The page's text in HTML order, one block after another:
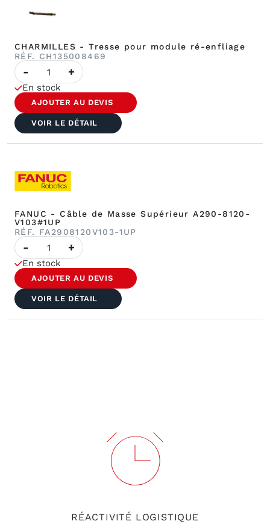
CHARMILLES - Tresse pour module ré-enfliage
RÉF. CH135008469
quantité
de
CHARMILLES
-
Tresse
pour
module
ré-
enfliage
- +
En stock
AJOUTER AU DEVIS
VOIR LE DÉTAIL
FANUC - Câble de Masse Supérieur A290-8120-
V103#1UP
RÉF. FA2908120V103-1UP
quantité
de
FANUC
-
Câble
de
Masse
Supérieur
A290-
- +
En stock
AJOUTER AU DEVIS
VOIR LE DÉTAIL
RÉACTIVITÉ LOGISTIQUE